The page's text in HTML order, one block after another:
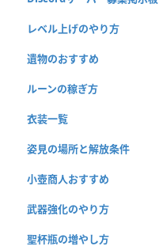
レベル上げのやり方
遺物のおすすめ
ルーンの稼ぎ方
衣装一覧
姿見の場所と解放条件
小壺商人おすすめ
武器強化のやり方
聖杯瓶の増やし方